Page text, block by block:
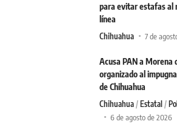
para evitar estafas al
línea
Chihuahua 7 de
Acusa PAN a Morena
organizado al
de Chihuahua
Chihuahua Estatal
6 de agosto de 2026